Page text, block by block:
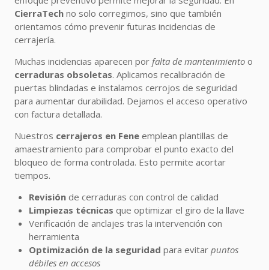
CierraTech no solo corregimos, sino que también
orientamos cómo prevenir futuras incidencias de
cerrajería.
Muchas incidencias aparecen por falta de mantenimiento o
cerraduras obsoletas. Aplicamos recalibración de
puertas blindadas e instalamos cerrojos de seguridad
para aumentar durabilidad. Dejamos el acceso operativo
con factura detallada.
Nuestros cerrajeros en Fene emplean plantillas de
amaestramiento para comprobar el punto exacto del
bloqueo de forma controlada. Esto permite acortar
tiempos.
Revisión de cerraduras con control de calidad
Limpiezas técnicas que optimizar el giro de la llave
Verificación de anclajes tras la intervención con
herramienta
Optimización de la seguridad para evitar puntos
débiles en accesos